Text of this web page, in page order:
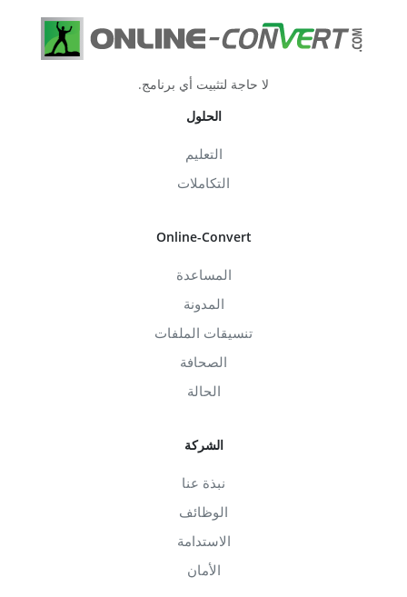
لا حاجة لتثبيت أي برنامج.
الحلول
التعليم
التكاملات
Online-Convert
المساعدة
المدونة
تنسيقات الملفات
الصحافة
الحالة
الشركة
نبذة عنا
الوظائف
الاستدامة
الأمان